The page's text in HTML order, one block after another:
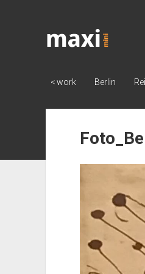
Maximini
< work Berlin